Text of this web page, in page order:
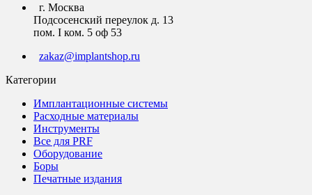
г. Москва
Подсосенский переулок д. 13
пом. I ком. 5 оф 53
zakaz@implantshop.ru
Категории
Имплантационные системы
Расходные материалы
Инструменты
Все для PRF
Оборудование
Боры
Печатные издания